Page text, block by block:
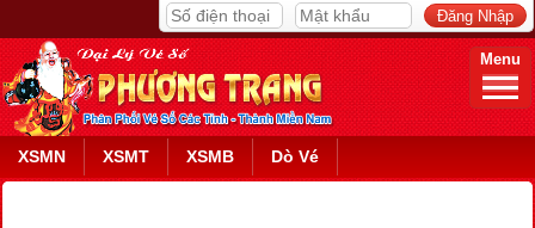
Menu
XSMN XSMT XSMB Dò Vé